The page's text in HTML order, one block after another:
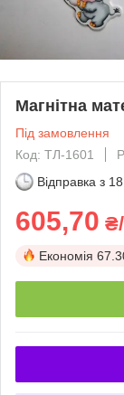
Магнітна
Під замовлення
Код: ТЛ-1601
Відправка з
605,70
Економія